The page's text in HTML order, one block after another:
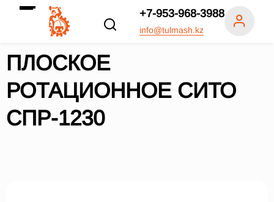
+7-953-968-3988
info@tulmash.kz
ПЛОСКОЕ
РОТАЦИОННОЕ СИТО
СПР-1230